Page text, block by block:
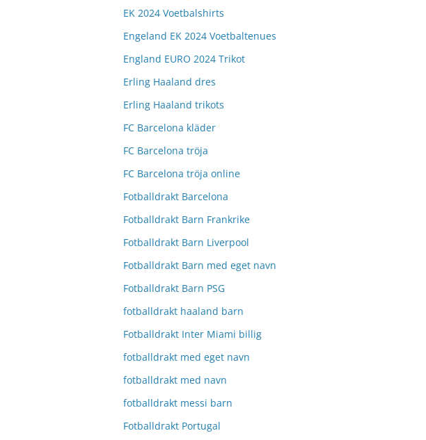
EK 2024 Voetbalshirts
Engeland EK 2024 Voetbaltenues
England EURO 2024 Trikot
Erling Haaland dres
Erling Haaland trikots
FC Barcelona kläder
FC Barcelona tröja
FC Barcelona tröja online
Fotballdrakt Barcelona
Fotballdrakt Barn Frankrike
Fotballdrakt Barn Liverpool
Fotballdrakt Barn med eget navn
Fotballdrakt Barn PSG
fotballdrakt haaland barn
Fotballdrakt Inter Miami billig
fotballdrakt med eget navn
fotballdrakt med navn
fotballdrakt messi barn
Fotballdrakt Portugal